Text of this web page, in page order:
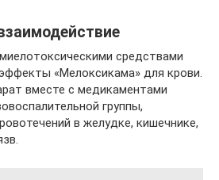
средствами
«Мелоксикама» для крови.
вместе с медикаментами
группы,
в желудке, кишечнике,